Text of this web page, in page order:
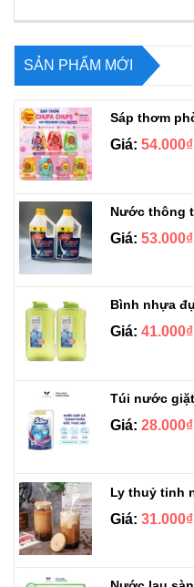
SẢN PHẨM MỚI
Giá: 54.000₫
Giá: 53.000₫
Giá: 41.000₫
Giá: 28.000₫
Giá: 31.000₫